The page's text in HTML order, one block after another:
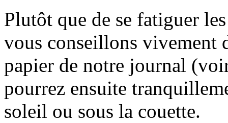
Plutôt que de se fatiguer
vous conseillons vivement
papier de notre journal
pourrez ensuite
soleil ou sous la couette.